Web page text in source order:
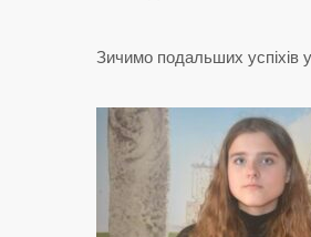
Зичимо подальших успіхів